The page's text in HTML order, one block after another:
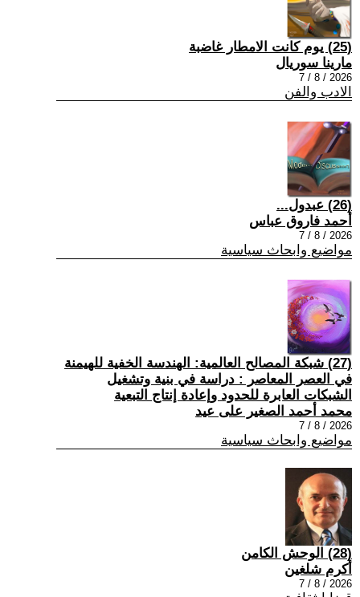
(25) يوم كانت الامطار غاضبة
مارينا سوريال
2026 / 8 / 7
الادب والفن
(26) عبدول...
أحمد فاروق عباس
2026 / 8 / 7
مواضيع وابحاث سياسية
(27) شبكة المصالح العالمية: الهندسة الخفية للهيمنة
في العصر المعاصر : دراسة في بنية وتشغيل
الشبكات العابرة للحدود وإعادة إنتاج التبعية
محمد أحمد الصغير على عيد
2026 / 8 / 7
مواضيع وابحاث سياسية
(28) الوحش الكامن
أكرم شلغين
2026 / 8 / 7